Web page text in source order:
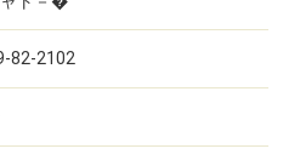
82-2102